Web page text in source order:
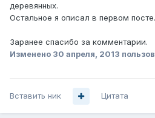
деревянных.
Остальное я описал в первом посте.
Заранее спасибо за комментарии.
Изменено 30 апреля, 2013
Вставить ник Цитата